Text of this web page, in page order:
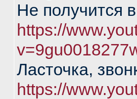
Не получится
https://
Ласточка,
https://